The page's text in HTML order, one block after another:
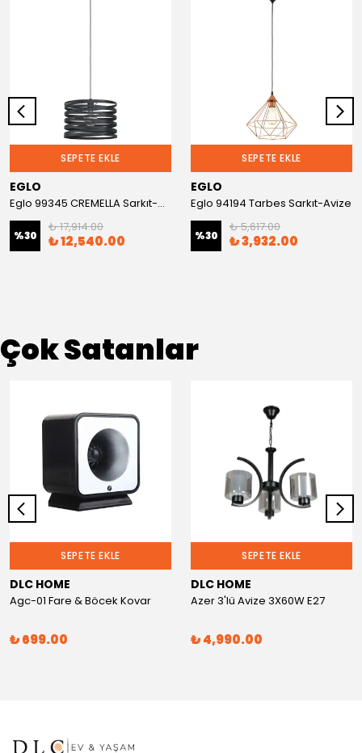
SEPETE EKLE
EGLO
Eglo 99345 CREMELLA Sarkıt-Avize
%30
₺ 17,914.00
₺ 12,540.00
SEPETE EKLE
EGLO
Eglo 94194 Tarbes Sarkıt-Avize
%30
₺ 5,617.00
₺ 3,932.00
Çok Satanlar
SEPETE EKLE
DLC HOME
Agc-01 Fare & Böcek Kovar
₺ 699.00
SEPETE EKLE
DLC HOME
Azer 3'lü Avize 3X60W E27
₺ 4,990.00